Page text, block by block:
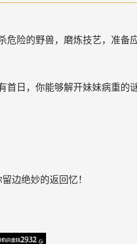
险的野兽，磨炼技艺，准备
日，你能够解开妹妹病重的谜
边绝妙的返回忆！